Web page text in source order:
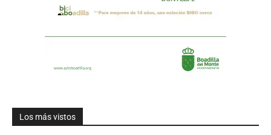
Los más vistos